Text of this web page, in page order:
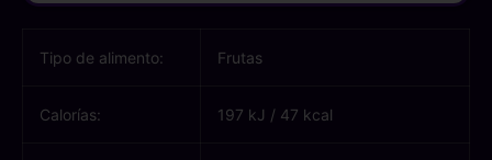
Tipo de alimento: Frutas
Calorías: 197 kJ / 47 kcal